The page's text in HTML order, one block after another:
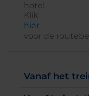
hotel.
Klik
hier
voor de
Vanaf het